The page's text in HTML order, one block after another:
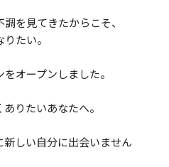
を見てきたからこそ、
たい。
オープンしました。
りたいあなたへ。
しい自分に出会いません